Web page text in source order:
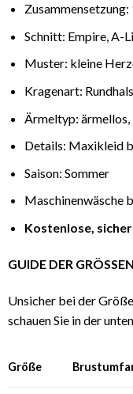
Schnitt: Empire, A-
Muster: kleine
Kragenart: Rundhals
Ärmeltyp: ärmellos,
Details: Maxikleid
Saison: Sommer
Maschinenwäsche
Kostenlose,
GUIDE DER GRÖSSEN
Unsicher bei der
schauen Sie in der
Größe